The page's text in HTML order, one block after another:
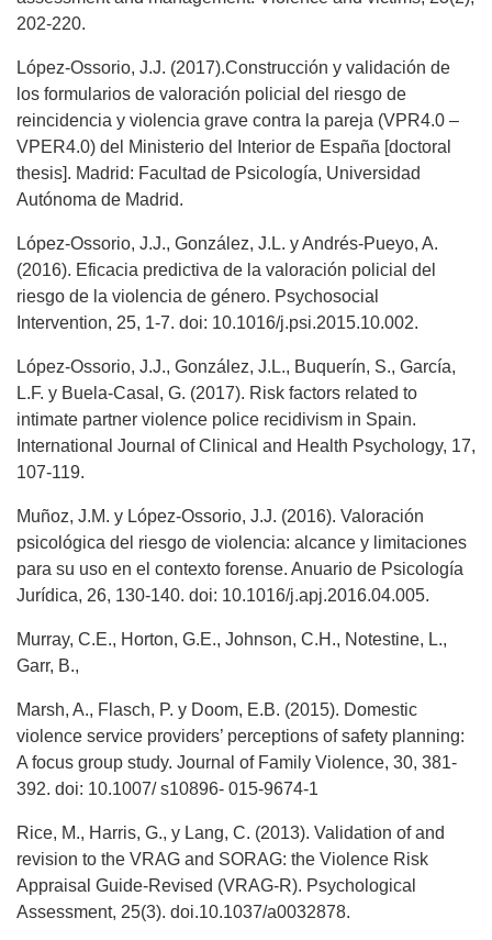
202-220.
López-Ossorio, J.J. (2017).Construcción y validación de
los formularios de valoración policial del riesgo de
reincidencia y violencia grave contra la pareja (VPR4.0 –
VPER4.0) del Ministerio del Interior de España [doctoral
thesis]. Madrid: Facultad de Psicología, Universidad
Autónoma de Madrid.
López-Ossorio, J.J., González, J.L. y Andrés-Pueyo, A.
(2016). Eficacia predictiva de la valoración policial del
riesgo de la violencia de género. Psychosocial
Intervention, 25, 1-7. doi: 10.1016/j.psi.2015.10.002.
López-Ossorio, J.J., González, J.L., Buquerín, S., García,
L.F. y Buela-Casal, G. (2017). Risk factors related to
intimate partner violence police recidivism in Spain.
International Journal of Clinical and Health Psychology, 17,
107-119.
Muñoz, J.M. y López-Ossorio, J.J. (2016). Valoración
psicológica del riesgo de violencia: alcance y limitaciones
para su uso en el contexto forense. Anuario de Psicología
Jurídica, 26, 130-140. doi: 10.1016/j.apj.2016.04.005.
Murray, C.E., Horton, G.E., Johnson, C.H., Notestine, L.,
Garr, B.,
Marsh, A., Flasch, P. y Doom, E.B. (2015). Domestic
violence service providers’ perceptions of safety planning:
A focus group study. Journal of Family Violence, 30, 381-
392. doi: 10.1007/ s10896- 015-9674-1
Rice, M., Harris, G., y Lang, C. (2013). Validation of and
revision to the VRAG and SORAG: the Violence Risk
Appraisal Guide-Revised (VRAG-R). Psychological
Assessment, 25(3). doi.10.1037/a0032878.